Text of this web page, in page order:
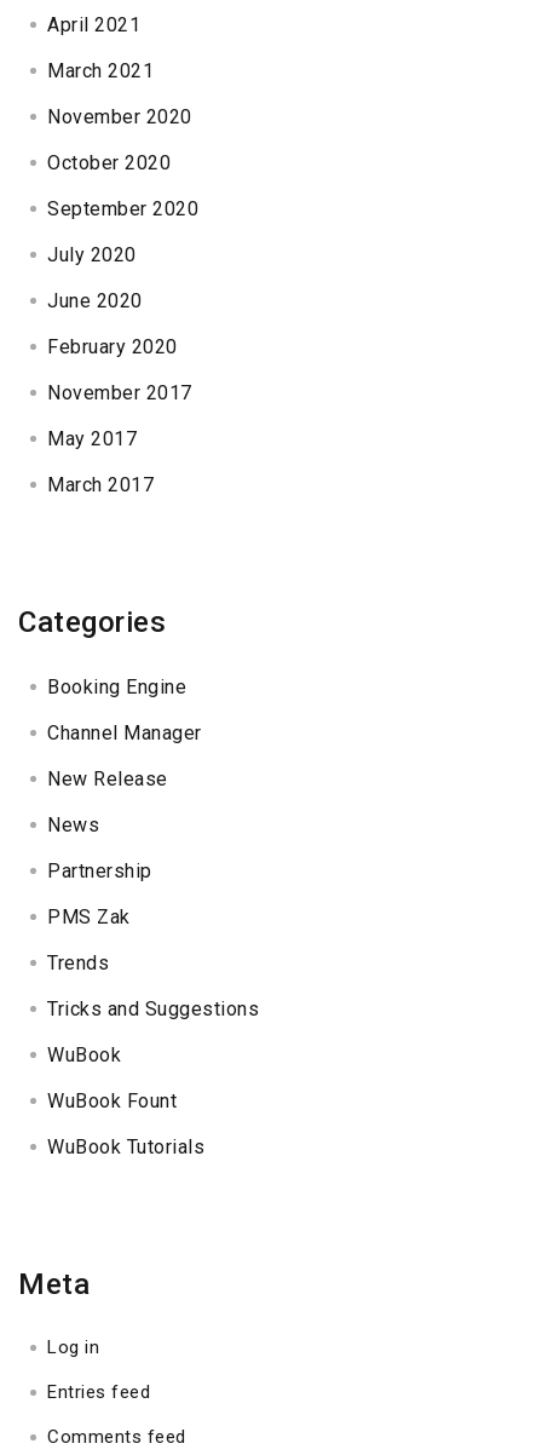
April 2021
March 2021
November 2020
October 2020
September 2020
July 2020
June 2020
February 2020
November 2017
May 2017
March 2017
Categories
Booking Engine
Channel Manager
New Release
News
Partnership
PMS Zak
Trends
Tricks and Suggestions
WuBook
WuBook Fount
WuBook Tutorials
Meta
Log in
Entries feed
Comments feed